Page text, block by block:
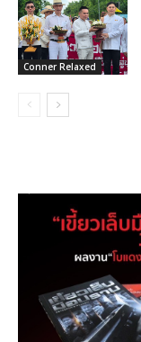
Conner Relaxed